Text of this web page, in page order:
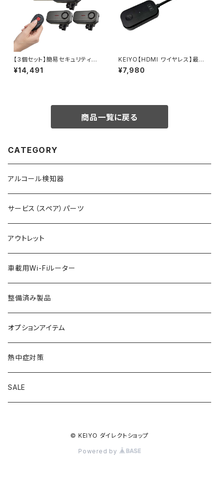
【3個セット】簡易セキュリティユ
ニット リモコン付き AN-S150H
¥14,491
KEIYO【HDMI ワイヤレス】最大
4回線 HDMI to HDMI AN-S1
35HTXセンナックス (送受 信機
¥7,980
商品一覧に戻る
CATEGORY
アルコール検知器
サービス（スペア）パーツ
アウトレット
車載用Wi-Fiルーター
整備済み製品
オプションアイテム
熱中症対策
SALE
© KEIYO ダイレクトショップ
Powered by